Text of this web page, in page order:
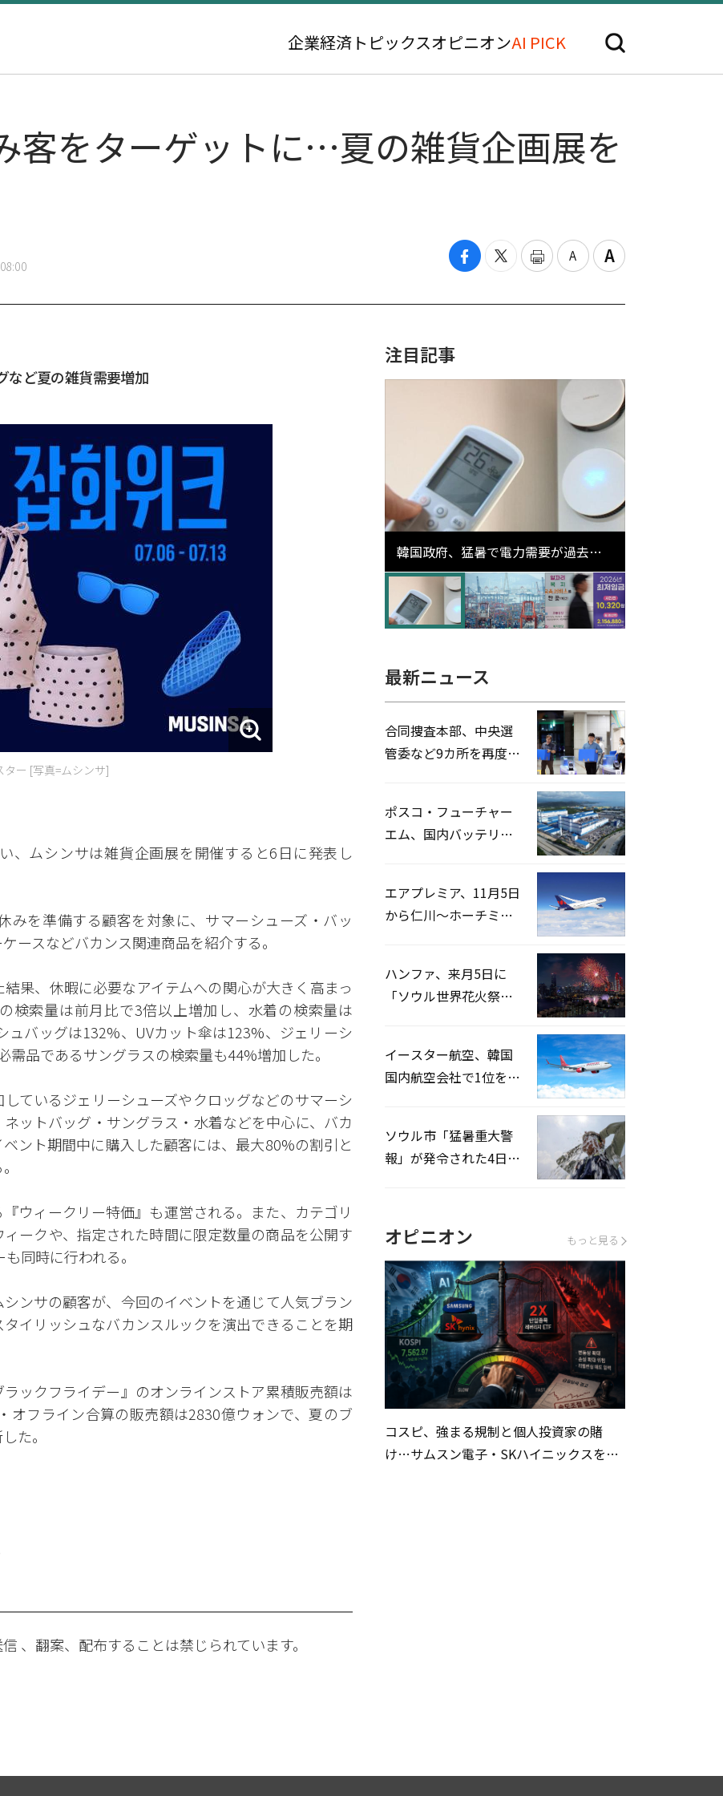
企業経済 トピックスオピニオンAI PICK
客をターゲットに…夏の雑貨企画展を
など夏の雑貨需要増加
ー [写真=ムシンサ]
、ムシンサは雑貨企画展を開催すると6日に発表し
みを準備する顧客を対象に、サマーシューズ・バッ
ースなどバカンス関連商品を紹介する。
果、休暇に必要なアイテムへの関心が大きく高まっ
検索量は前月比で3倍以上増加し、水着の検索量は
バッグは132%、UVカット傘は123%、ジェリーシ
品であるサングラスの検索量も44%増加した。
ているジェリーシューズやクロッグなどのサマーシ
ットバッグ・サングラス・水着などを中心に、バカ
ント期間中に購入した顧客には、最大80%の割引と
ウィークリー特価』も運営される。また、カテゴリ
ークや、指定された時間に限定数量の商品を公開す
同時に行われる。
ンサの顧客が、今回のイベントを通じて人気ブラン
イリッシュなバカンスルックを演出できることを期
ックフライデー』のオンラインストア累積販売額は
オフライン合算の販売額は2830億ウォンで、夏のブ
た。
、翻案、配布することは禁じられています。
注目記事
韓国政府、猛暑で電力需要が過去最
高更新の可能性に需給対応体制を点
検
最新ニュース
合同捜査本部、中央選
管委など9カ所を再度家
ポスコ・フューチャー
エム、国内バッテリー
エアプレミア、11月5日
から仁川〜ホーチミン
ハンファ、来月5日に
「ソウル世界花火祭り
イースター航空、韓国
国内航空会社で1位を記
ソウル市「猛暑重大警
報」が発令された4日、
オピニオン もっと見る
コスピ、強まる規制と個人投資家の賭
け…サムスン電子・SKハイニックスを巡